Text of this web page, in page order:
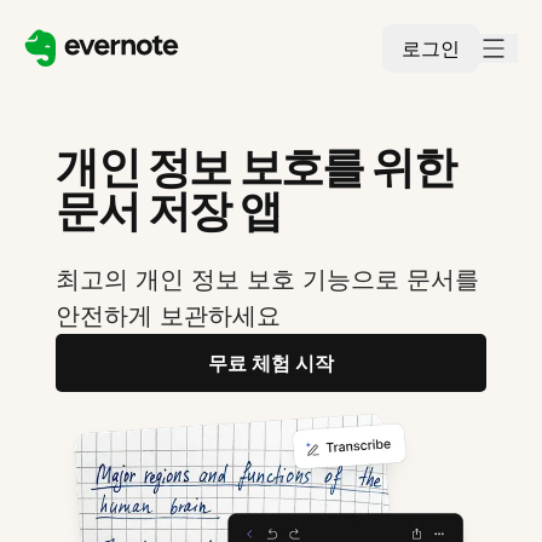
로그인
개인 정보 보호를 위한
문서 저장 앱
최고의 개인 정보 보호 기능으로 문서를
안전하게 보관하세요
무료 체험 시작